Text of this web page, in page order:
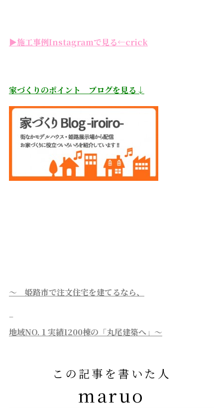
▶施工事例Instagramで見る←crick
家づくりのポイント ブログを見る↓
～ 姫路市で注文住宅を建てるなら、
–
地域NO.１実績1200棟の「丸尾建築へ」～
この記事を書いた人
maruo